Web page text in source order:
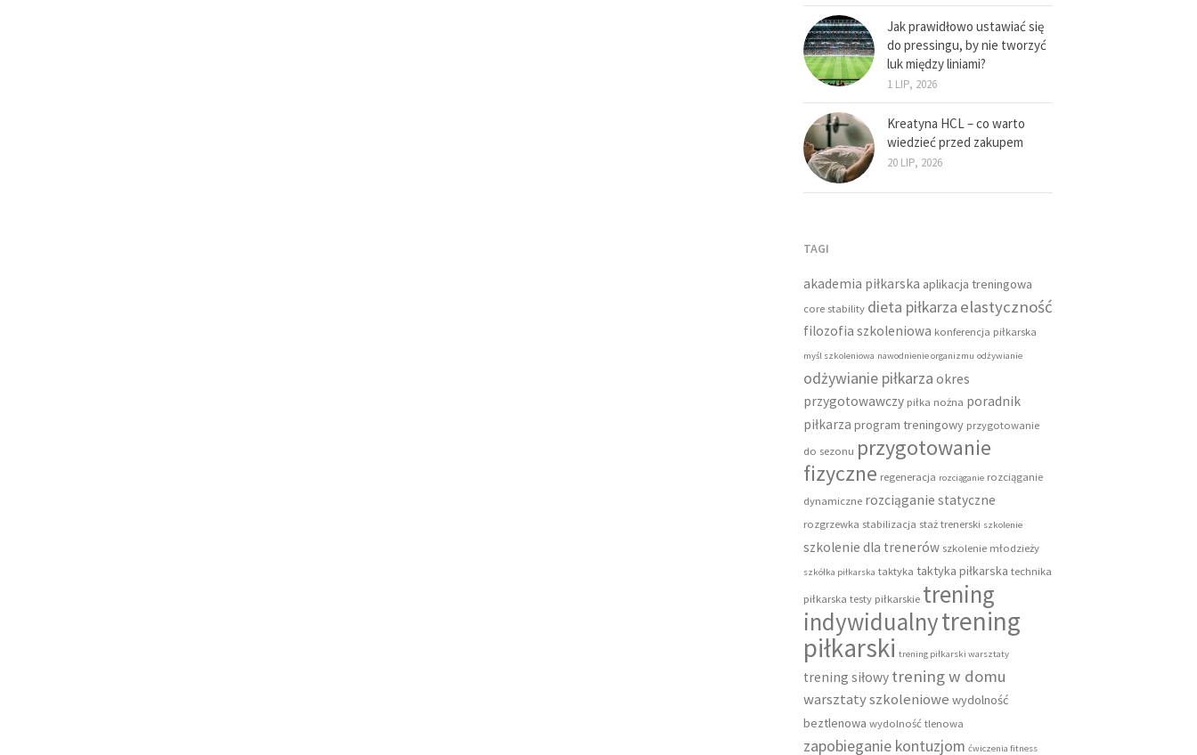
Jak prawidłowo ustawiać się
do pressingu, by nie tworzyć
luk między liniami?
1 LIP, 2026
Kreatyna HCL – co warto
wiedzieć przed zakupem
20 LIP, 2026
TAGI
akademia piłkarska aplikacja treningowa
core stability dieta piłkarza elastyczność
filozofia szkoleniowa konferencja piłkarska
myśl szkoleniowa nawodnienie organizmu odżywianie
odżywianie piłkarza okres
przygotowawczy piłka nożna poradnik
piłkarza program treningowy przygotowanie
do sezonu przygotowanie
fizyczne regeneracja rozciąganie rozciąganie
dynamiczne rozciąganie statyczne
rozgrzewka stabilizacja staż trenerski szkolenie
szkolenie dla trenerów szkolenie młodzieży
szkółka piłkarska taktyka taktyka piłkarska technika
piłkarska testy piłkarskie trening
indywidualnytrening
piłkarski trening piłkarski warsztaty
trening siłowy trening w domu
warsztaty szkoleniowe wydolność
beztlenowa wydolność tlenowa
zapobieganie kontuzjom ćwiczenia fitness